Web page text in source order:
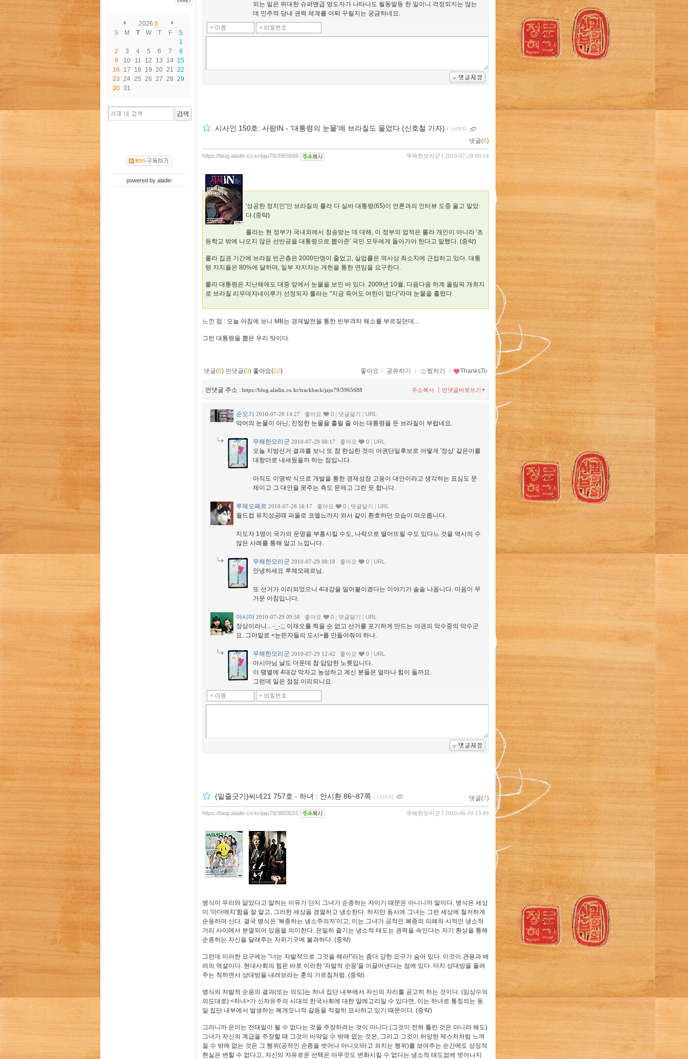
2026 8
S
M T W T F
S
1
2
3 4 5 6 7
8
9
10 11 12 13 14 15
16
17 18 19 20 21 22
23 24 25 26 27 28 29
30 31
powered by aladin
되는 일은 위대한 슈퍼맨급 영도자가 나타나도 될동말동 한 일이니 걱정되지는 않는
데 민주적 당내 권력 체계를 어찌 꾸릴지는 궁금하네요.
시사인 150호: 사람IN - '대통령의 눈물'에 브라질도 울었다 (신호철 기자) ｌ 나머지
댓글(6)
무해한모리군 l 2010-07-28 09:14
https://blog.aladin.co.kr/jaju79/3965688
'성공한 정치인'인 브라질의 룰라 다 실바 대통령(65)이 언론과의 인터뷰 도중 울고 말았
다.(중략)
룰라는 현 정부가 국내외에서 칭송받는 데 대해, 이 정부의 업적은 룰라 개인이 아니라 '초
등학교 밖에 나오지 않은 선반공을 대통령으로 뽑아준' 국민 모두에게 돌아가야 한다고 말했다. (중략)
룰라 집권 기간에 브라질 빈곤층은 2000만명이 줄었고, 실업률은 역사상 최소치에 근접하고 있다. 대통
령 지지율은 80%에 달하며, 일부 지지자는 개헌을 통한 연임을 요구한다.
룰라 대통령은 지난해에도 대중 앞에서 눈물을 보인 바 있다. 2009년 10월, 다음다음 하계 올림픽 개최지
로 브라질 리우데자네이루가 선정되자 룰라는 "지금 죽어도 여한이 없다"라며 눈물을 흘렸다.
느낀 점 : 오늘 아침에 보니 MB는 경제발전을 통한 빈부격차 해소를 부르짖던데...
그런 대통령을 뽑은 우리 탓이다.
댓글(6) 먼댓글(0) 좋아요(22) 좋아요 ｌ 공유하기 ｌ 찜하기 ｌ ThanksTo
먼댓글 주소 : https://blog.aladin.co.kr/trackback/jaju79/3965688 먼댓글바로쓰기
주소복사
순오기 2010-07-28 14:27 좋아요 0 댓글달기 URL
악어의 눈물이 아닌, 진정한 눈물을 흘릴 줄 아는 대통령을 둔 브라질이 부럽네요.
무해한모리군 2010-07-29 08:17 좋아요 0 URL
오늘 지방선거 결과를 보니 또 참 한심한 것이 야권단일후보로 어떻게 '장상' 같은이를
대항마로 내세웠을까 하는 점입니다.
아직도 이명박 식으로 개발을 통한 경제성장 고용이 대안이라고 생각하는 표심도 문
제이고 그 대안을 못주는 측도 문제고 그런 듯 합니다.
루체오페르 2010-07-28 16:17 좋아요 0 댓글달기 URL
월드컵 유치성공때 파울로 코엘뇨까지 와서 같이 환호하던 모습이 떠오릅니다.
지도자 1명이 국가의 운명을 부흥시킬 수도, 나락으로 떨어뜨릴 수도 있다느 것을 역사의 수
많은 사례를 통해 알고 느낍니다.
무해한모리군 2010-07-29 08:18 좋아요 0 URL
안녕하세요 루체오페르님.
또 선거가 이리되었으니 4대강을 밀어붙이겠다는 이야기가 솔솔 나옵니다. 마음이 무
거운 아침입니다.
아시마 2010-07-29 09:58 좋아요 0 댓글달기 URL
장상이라니... -_-;;; 이재오를 찍을 순 없고 선거를 포기하게 만드는 야권의 악수중의 악수군
요. 그야말로 <눈뜬자들의 도시>를 만들어줘야 하나.
무해한모리군 2010-07-29 12:42 좋아요 0 URL
아시마님 날도 더운데 참 답답한 노릇입니다.
이 땡볕에 4대강 막자고 농성하고 계신 분들은 얼마나 힘이 들까요.
그런데 일은 점점 이리되니요.
(밑줄긋기)씨네21 757호 - 하녀 : 안시환 86~87쪽 ｌ 나머지 댓글(7)
무해한모리군 l 2010-06-10 13:49
https://blog.aladin.co.kr/jaju79/3809031
병식이 우리와 닮았다고 말하는 이유가 단지 그녀가 순종하는 자이기 때문은 아니니까 말이다. 병식은 세상
이 '아더메치'함을 잘 알고, 그러한 세상을 경멸하고 냉소한다. 하지만 동시에 그녀는 그런 세상에 철저하게
순응하며 산다. 결국 병식은 '복종하는 냉소주의자'이고, 이는 그녀가 공적인 복종의 의례와 사적인 냉소적
거리 사이에서 분열되어 있음을 의미한다. 은밀히 즐기는 냉소적 태도는 권력을 속인다는 자기 환상을 통해
순종하는 자신을 달래주는 자위기구에 불과하다. (중략)
그런데 이러한 요구에는 "너는 자발적으로 그것을 해라!"라는 좀더 강한 요구가 숨어 있다. 이것이 관용과 배
려의 역설이다. 현대사회의 힘은 바로 이러한 '자발적 순응'을 이끌어낸다는 점에 있다. 마치 상대방을 올려
주는 척하면서 상대방을 내려보라는 훈의 가르침처럼. (중략)
병식의 자발적 순응의 결과(또는 의도)는 하녀 집단 내부에서 자신의 자리를 공고히 하는 것이다. (임상수의
의도대로) <하녀>가 신자유주의 시대의 한국사회에 대한 알레고리일 수 있다면, 이는 하녀로 통칭되는 동
일 집단 내부에서 발생하는 헤게모니적 갈등을 적절히 묘사하고 있기 때문이다. (중략)
그러니까 은이는 전태일이 될 수 없다는 것을 주장하려는 것이 아니다.(그것이 전혀 틀린 것은 아니라 해도)
그녀가 자신의 계급을 주장할 때 그것이 비약일 수 밖에 없는 것은, 그리고 그것이 허망한 제스처처럼 느껴
질 수 밖에 없는 것은 그 행위(공적인 순종을 벗어나 아니오!라고 외치는 행위)를 보여주는 순간에도 상징적
현실은 변할 수 없다고, 자신의 자유로운 선택은 아무것도 변화시킬 수 없다는 냉소적 태도없에 벗어나지